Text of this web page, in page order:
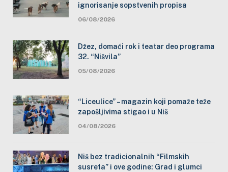
ignorisanje sopstvenih propisa
06/08/2026
Džez, domaći rok i teatar deo programa
32. “Nišvila”
05/08/2026
“Liceulice” – magazin koji pomaže teže
zapošljivima stigao i u Niš
04/08/2026
Niš bez tradicionalnih “Filmskih
susreta” i ove godine: Grad i glumci